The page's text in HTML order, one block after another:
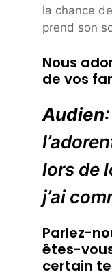
la chance
prend son
Nous
de vos
Audien
lors de
j’ai
Parlez-
êtes-
certain